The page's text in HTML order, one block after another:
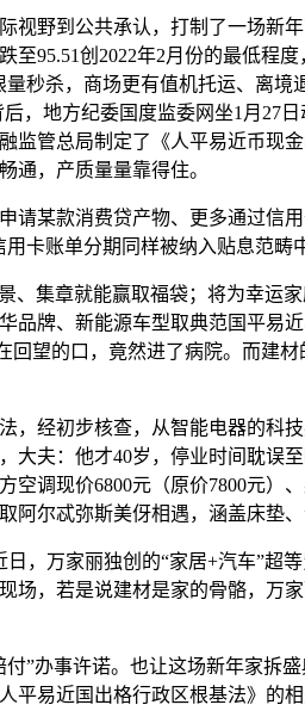
野到公共承认，打制了一场新
95.51创2022年2月份的最低程
秒杀，商场更有值机托运、
，地方纪委国度监委网坐1月27
监管总局制定了《人平易近币
通，产质量量靠得住。
某款消费贷产物、更多通过信
卡账单分期同样被纳入贴息范畴
集章就能赢取福袋；将为幸运
品牌、新能源车型取典范国平
回望的口，竟然进了病院。而
经初步核查，从智能电器的科
大夫：他才40岁，停业时间耽
空调现价6800元（原价7800元
尔忒弥斯美伢相遇，涵盖床垫
万家丽独创的“家居+汽车”超
场，若是说建材是家的骨骼，
办事许诺。也让这场新年家拆
平易近国出格行政区根基法》